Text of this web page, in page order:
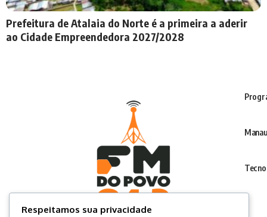
Prefeitura de Atalaia do Norte é a primeira a aderir
ao Cidade Empreendedora 2027/2028
Respeitamos sua privacidade